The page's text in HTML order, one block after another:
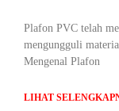
Plafon PVC telah
mengungguli
Mengenal Plafon
LIHAT